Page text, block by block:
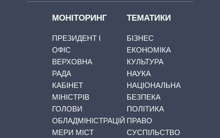
МОНІТОРИНГ
ПРЕЗИДЕНТ І
ОФІС
ВЕРХОВНА
РАДА
КАБІНЕТ
МІНІСТРІВ
ГОЛОВИ
ОБЛАДМІНІСТРАЦІЙ
МЕРИ МІСТ
ТЕМАТИКИ
БІЗНЕС
ЕКОНОМІКА
КУЛЬТУРА
НАУКА
НАЦІОНАЛЬНА
БЕЗПЕКА
ПОЛІТИКА
ПРАВО
СУСПІЛЬСТВО